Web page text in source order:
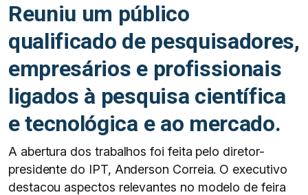
Reuniu um público
qualificado de pesquisadores,
empresários e profissionais
ligados à pesquisa científica
e tecnológica e ao mercado.
A abertura dos trabalhos foi feita pelo diretor-
presidente do IPT, Anderson Correia. O executivo
destacou aspectos relevantes no modelo de feira